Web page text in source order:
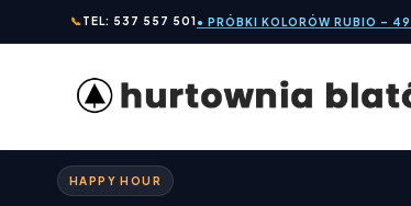
📞 TEL: 537 557 501 ● PRÓBKI KOLORÓW RUBIO –
HAPPY HOUR